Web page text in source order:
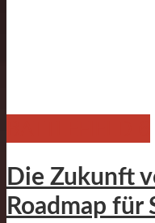
Die Zukunft
Roadmap für